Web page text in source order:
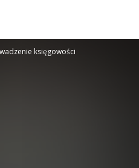
księgowości